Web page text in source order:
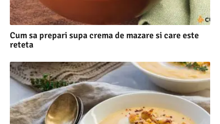
Cum sa prepari supa crema de mazare si care este
reteta